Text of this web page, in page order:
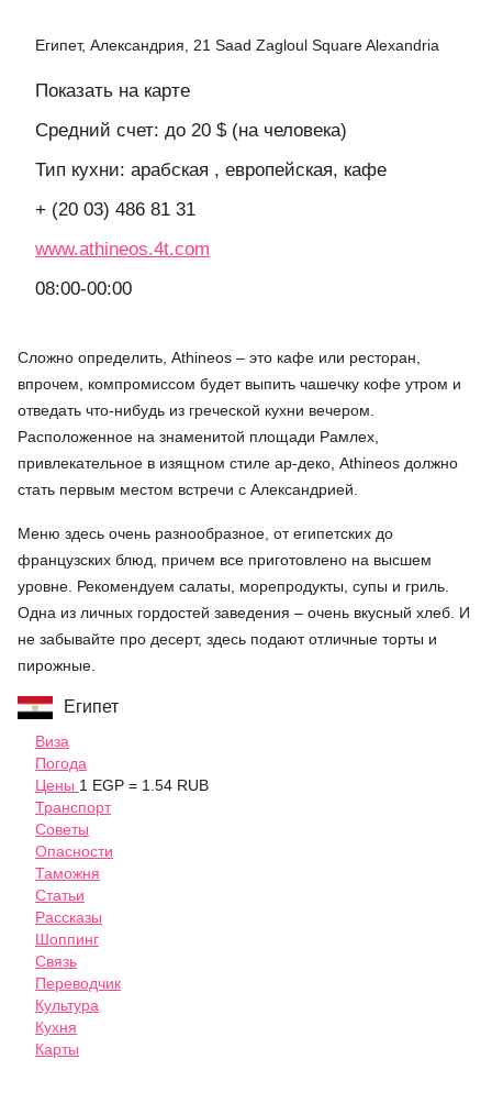
Египет, Александрия, 21 Saad Zagloul Square Alexandria
Показать на карте
Средний счет: до 20 $ (на человека)
Тип кухни: арабская , европейская, кафе
+ (20 03) 486 81 31
www.athineos.4t.com
08:00-00:00
Сложно определить, Athineos – это кафе или ресторан,
впрочем, компромиссом будет выпить чашечку кофе утром и
отведать что-нибудь из греческой кухни вечером.
Расположенное на знаменитой площади Рамлех,
привлекательное в изящном стиле ар-деко, Athineos должно
стать первым местом встречи с Александрией.
Меню здесь очень разнообразное, от египетских до
французских блюд, причем все приготовлено на высшем
уровне. Рекомендуем салаты, морепродукты, супы и гриль.
Одна из личных гордостей заведения – очень вкусный хлеб. И
не забывайте про десерт, здесь подают отличные торты и
пирожные.
Египет
Виза
Погода
Цены 1 EGP = 1.54 RUB
Транспорт
Советы
Опасности
Таможня
Статьи
Рассказы
Шоппинг
Связь
Переводчик
Культура
Кухня
Карты